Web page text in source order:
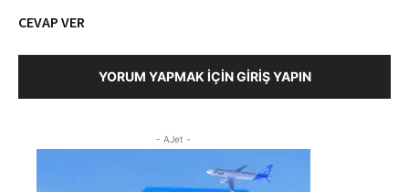
CEVAP VER
YORUM YAPMAK İÇIN GIRIŞ YAPIN
- AJet -